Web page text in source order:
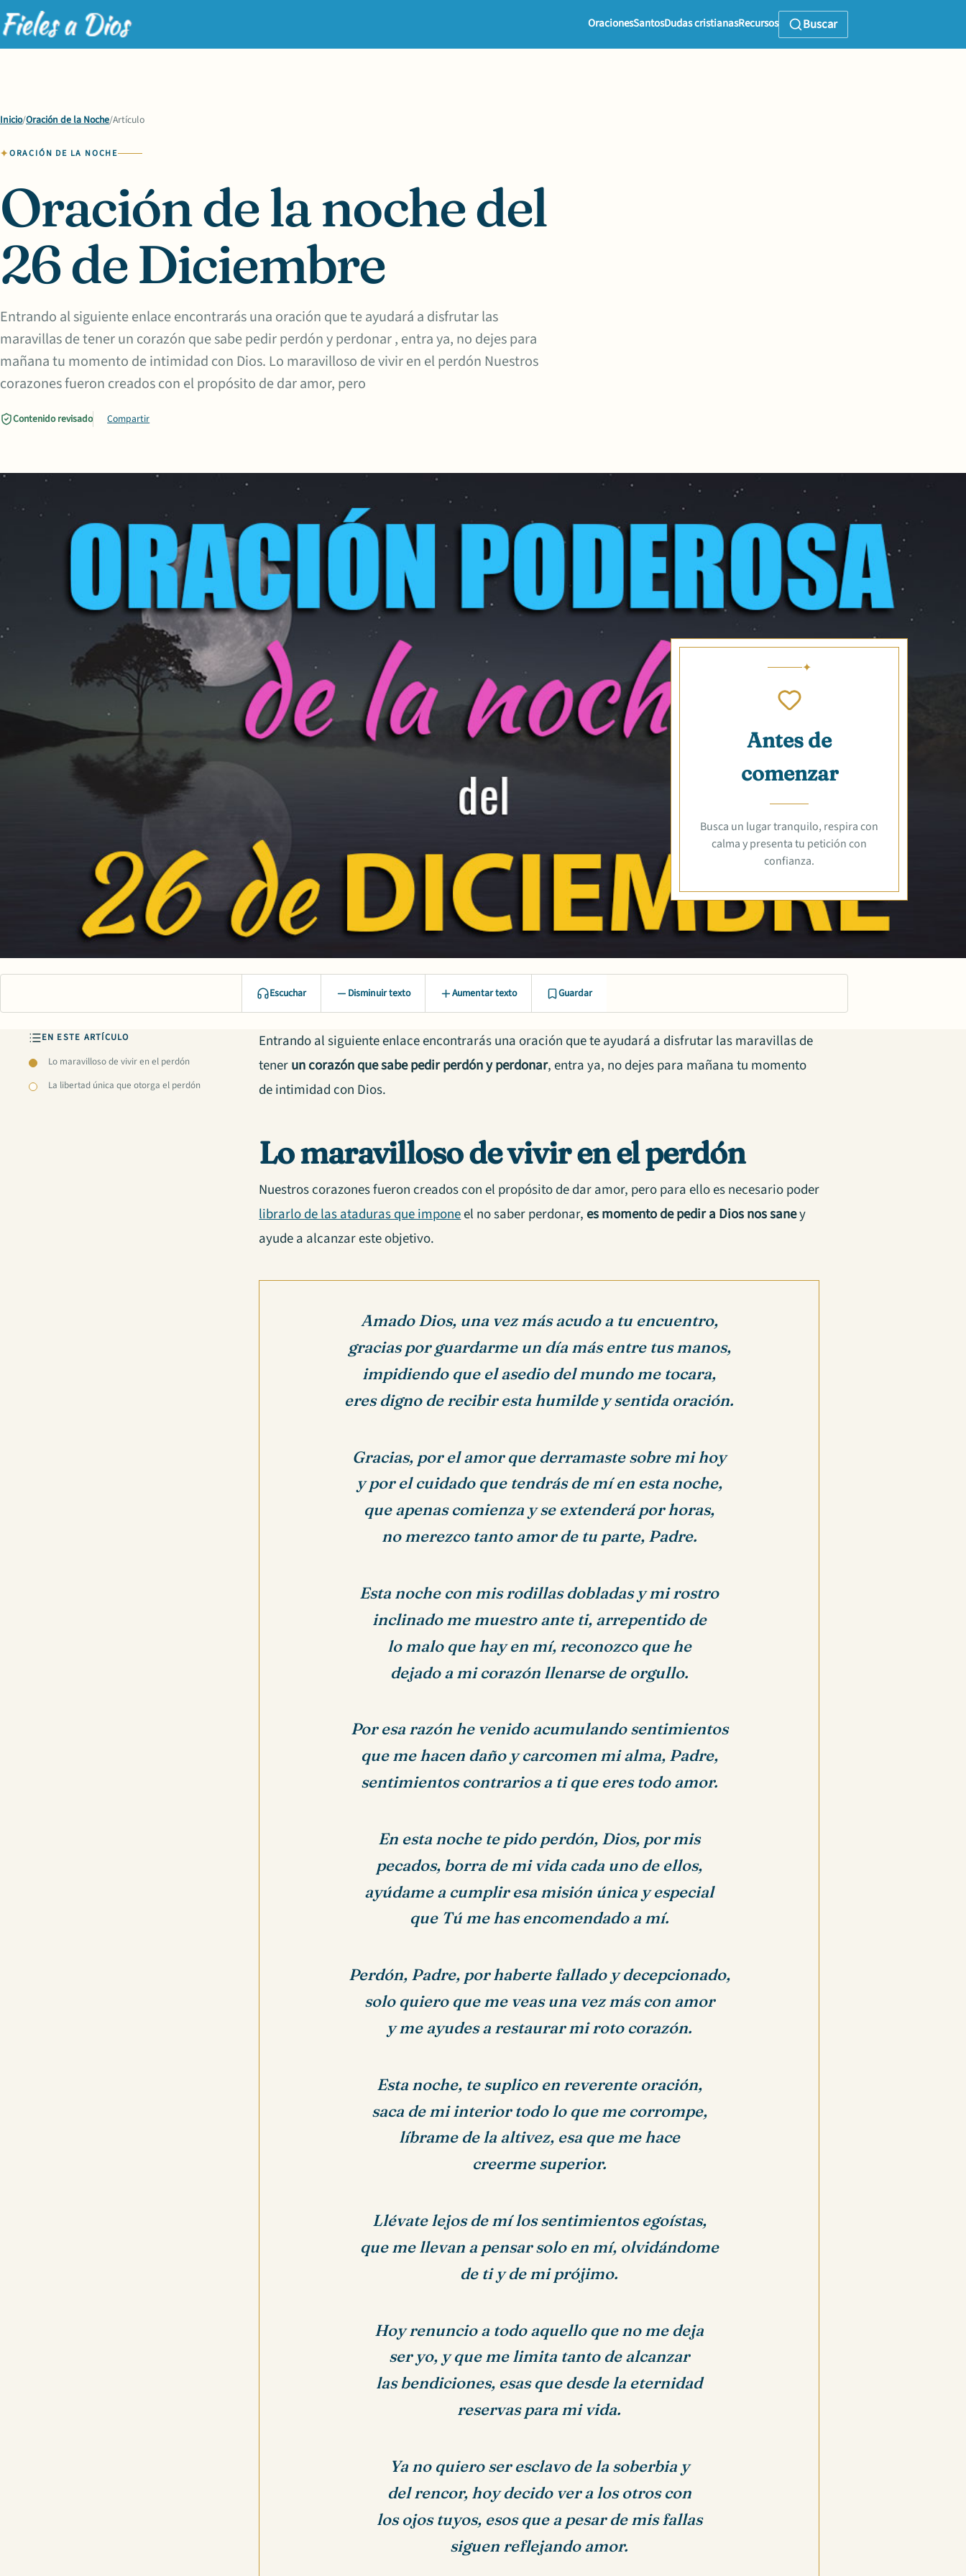
OracionesSantosDudas cristianasRecursos Buscar
Inicio/Oración de la Noche/Artículo
ORACIÓN DE LA NOCHE
Oración de la noche del
26 de Diciembre
Entrando al siguiente enlace encontrarás una oración que te ayudará a disfrutar las
maravillas de tener un corazón que sabe pedir perdón y perdonar , entra ya, no dejes para
mañana tu momento de intimidad con Dios. Lo maravilloso de vivir en el perdón Nuestros
corazones fueron creados con el propósito de dar amor, pero
Contenido revisado Compartir
Antes de
comenzar
Busca un lugar tranquilo, respira con
calma y presenta tu petición con
confianza.
Escuchar Disminuir texto Aumentar texto Guardar
EN ESTE ARTÍCULO
Lo maravilloso de vivir en el perdón
La libertad única que otorga el perdón
Entrando al siguiente enlace encontrarás una oración que te ayudará a disfrutar las maravillas de
tenerun corazón que sabe pedir perdón y perdonar, entra ya, no dejes para mañana tu momento
de intimidad con Dios.
Lo maravilloso de vivir en el perdón
Nuestros corazones fueron creados con el propósito de dar amor, pero para ello es necesario poder
librarlo de las ataduras que imponeel no saber perdonar,es momento de pedir a Diosnos saney
ayude a alcanzar este objetivo.
Amado Dios, una vez más acudo a tu encuentro,
gracias por guardarme un día más entre tus manos,
impidiendo que el asedio del mundo me tocara,
eres digno de recibir esta humilde y sentida oración.
Gracias, por el amor que derramaste sobre mi hoy
y por el cuidado que tendrás de mí en esta noche,
que apenas comienza y se extenderá por horas,
no merezco tanto amor de tu parte, Padre.
Esta noche con mis rodillas dobladas y mi rostro
inclinado me muestro ante ti, arrepentido de
lo malo que hay en mí, reconozco que he
dejado a mi corazón llenarse de orgullo.
Por esa razón he venido acumulando sentimientos
que me hacen daño y carcomen mi alma, Padre,
sentimientos contrarios a ti que eres todo amor.
En esta noche te pido perdón, Dios, por mis
pecados, borra de mi vida cada uno de ellos,
ayúdame a cumplir esa misión única y especial
que Tú me has encomendado a mí.
Perdón, Padre, por haberte fallado y decepcionado,
solo quiero que me veas una vez más con amor
y me ayudes a restaurar mi roto corazón.
Esta noche, te suplico en reverente oración,
saca de mi interior todo lo que me corrompe,
líbrame de la altivez, esa que me hace
creerme superior.
Llévate lejos de mí los sentimientos egoístas,
que me llevan a pensar solo en mí, olvidándome
de ti y de mi prójimo.
Hoy renuncio a todo aquello que no me deja
ser yo, y que me limita tanto de alcanzar
las bendiciones, esas que desde la eternidad
reservas para mi vida.
Ya no quiero ser esclavo de la soberbia y
del rencor, hoy decido ver a los otros con
los ojos tuyos, esos que a pesar de mis fallas
siguen reflejando amor.